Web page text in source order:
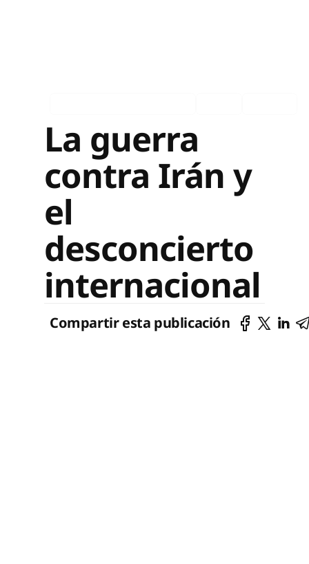
La guerra
contra Irán y
el
desconcierto
internacional
Compartir esta publicación